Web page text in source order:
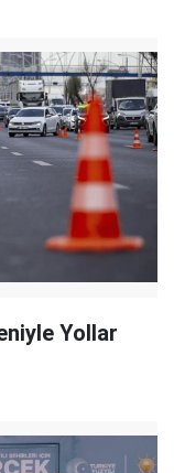
Yollar